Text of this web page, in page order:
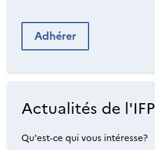
Adhérer
Actualités de l'IFP
Qu'est-ce qui vous intéresse?